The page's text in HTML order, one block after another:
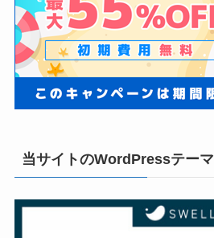
当サイトのWordPressテーマ